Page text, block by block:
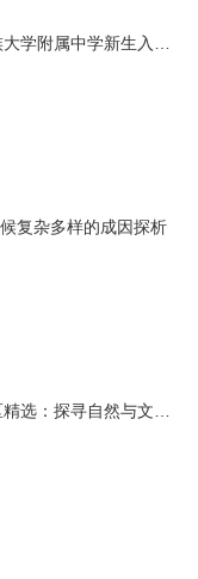
复杂多样的成因探析